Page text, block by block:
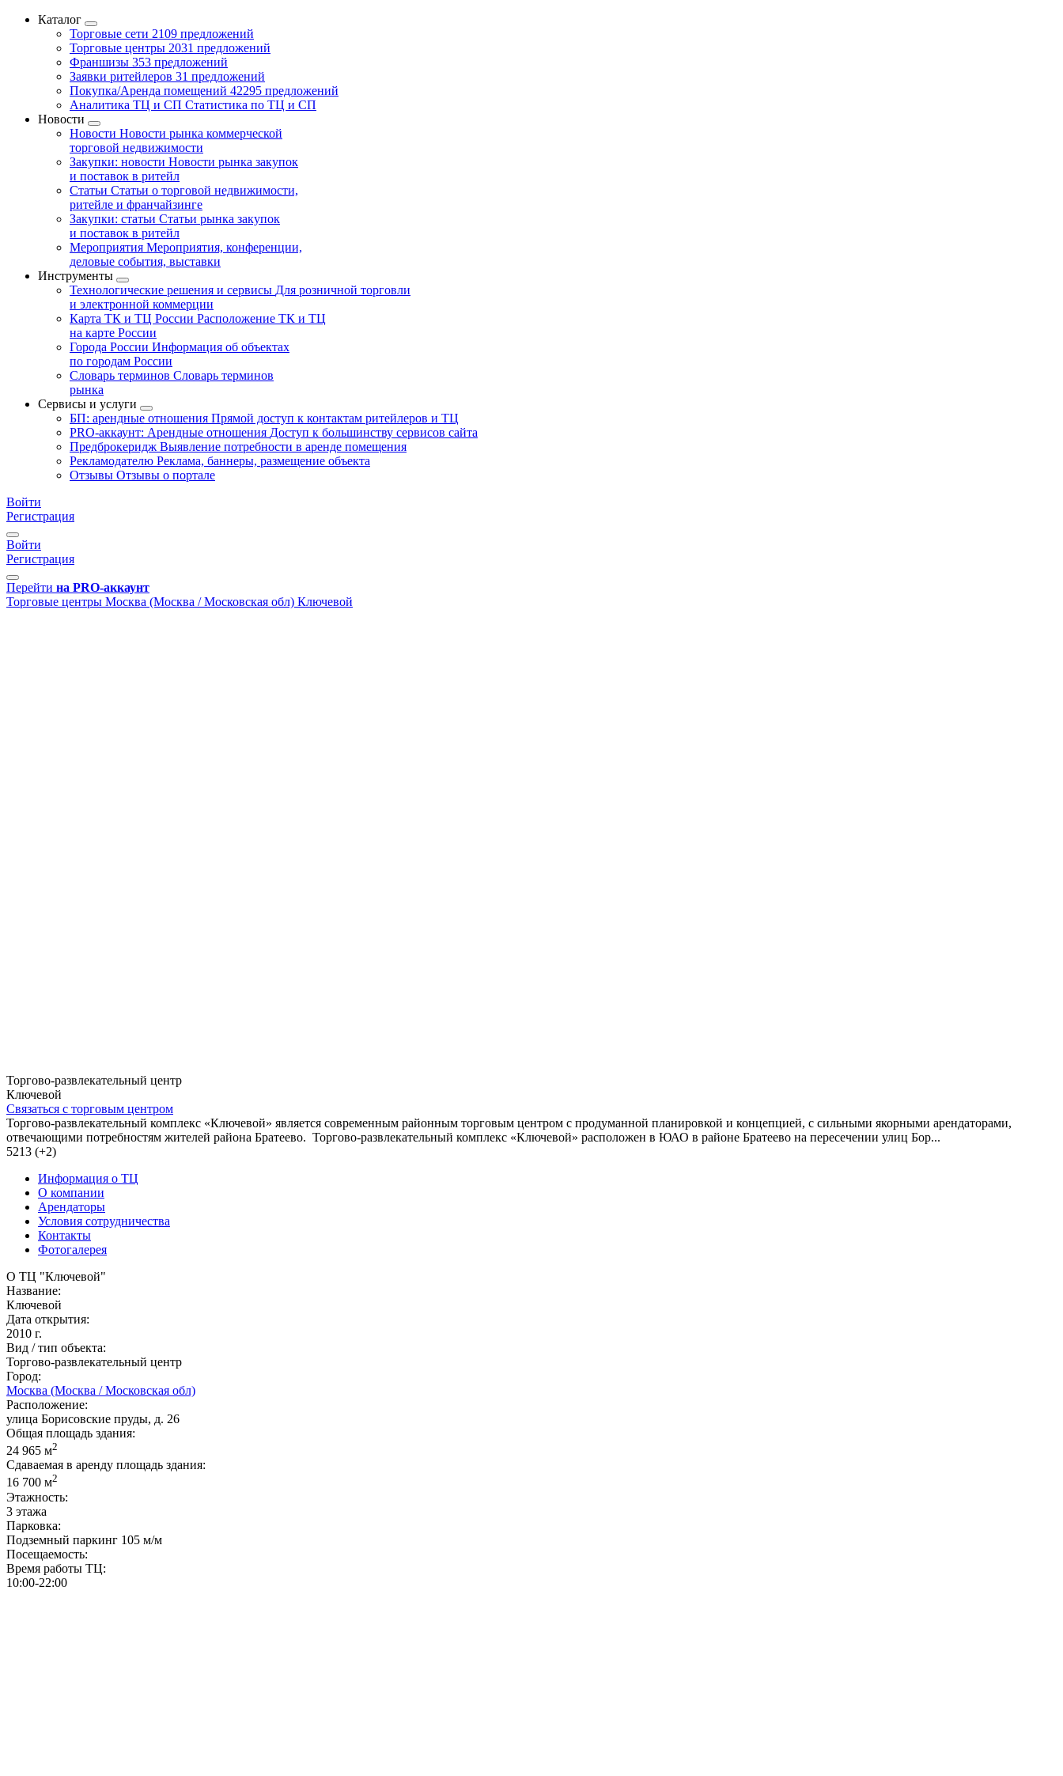
Каталог
Торговые сети 2109 предложений
Торговые центры 2031 предложений
Франшизы 353 предложений
Заявки ритейлеров 31 предложений
Покупка/Аренда помещений 42295 предложений
Аналитика ТЦ и СП Статистика по ТЦ и СП
Новости
Новости Новости рынка коммерческой
торговой недвижимости
Закупки: новости Новости рынка закупок
и поставок в ритейл
Статьи Статьи о торговой недвижимости,
ритейле и франчайзинге
Закупки: статьи Статьи рынка закупок
и поставок в ритейл
Мероприятия Мероприятия, конференции,
деловые события, выставки
Инструменты
Технологические решения и сервисы Для розничной торговли
и электронной коммерции
Карта ТК и ТЦ России Расположение ТК и ТЦ
на карте России
Города России Информация об объектах
по городам России
Словарь терминов Словарь терминов
рынка
Сервисы и услуги
БП: арендные отношения Прямой доступ к контактам ритейлеров и ТЦ
PRO-аккаунт: Арендные отношения Доступ к большинству сервисов сайта
Предброкеридж Выявление потребности в аренде помещения
Рекламодателю Реклама, баннеры, размещение объекта
Отзывы Отзывы о портале
Войти
Регистрация
Войти
Регистрация
Перейти на PRO-аккаунт
Торговые центры Москва (Москва / Московская обл) Ключевой
Торгово-развлекательный центр
Ключевой
Связаться с торговым центром
Торгово-развлекательный комплекс «Ключевой» является современным районным торговым центром с продуманной планировкой и концепцией, с сильными якорными арендаторами,
отвечающими потребностям жителей района Братеево. Торгово-развлекательный комплекс «Ключевой» расположен в ЮАО в районе Братеево на пересечении улиц Бор...
5213 (+2)
Информация о ТЦ
О компании
Арендаторы
Условия сотрудничества
Контакты
Фотогалерея
О ТЦ "Ключевой"
Название:
Ключевой
Дата открытия:
2010 г.
Вид / тип объекта:
Торгово-развлекательный центр
Город:
Москва (Москва / Московская обл)
Расположение:
улица Борисовские пруды, д. 26
Общая площадь здания:
24 965 м2
Сдаваемая в аренду площадь здания:
16 700 м2
Этажность:
3 этажа
Парковка:
Подземный паркинг 105 м/м
Посещаемость:
Время работы ТЦ:
10:00-22:00